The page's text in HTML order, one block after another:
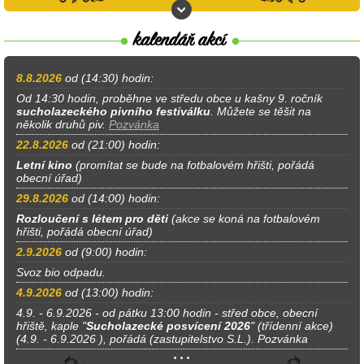
8.8.2026 od (14:30) hodin:
Od 14:30 hodin, proběhne ve středu obce u kašny 9. ročník
sucholazeckého pivního festiválku. Můžete se těšit na
několik druhů piv. Pozvánka
22.8.2026 od (21:00) hodin:
Letní kino (promítat se bude na fotbalovém hřišti, pořádá
obecní úřad)
29.8.2026 od (14:00) hodin:
Rozloučení s létem pro děti (akce se koná na fotbalovém
hřišti, pořádá obecní úřad)
2.9.2026 od (9:00) hodin:
Svoz bio odpadu.
4.9.2026 od (13:00) hodin:
4.9. - 6.9.2026 - od pátku 13:00 hodin - střed obce, obecní
hřiště, kaple "Sucholazecké posvícení 2026" (třídenní akce)
(4.9. - 6.9.2026 ), pořádá (zastupitelstvo S.L.). Pozvánka